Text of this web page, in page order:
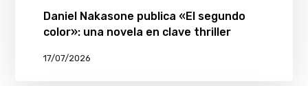
Daniel Nakasone publica «El segundo
color»: una novela en clave thriller
17/07/2026